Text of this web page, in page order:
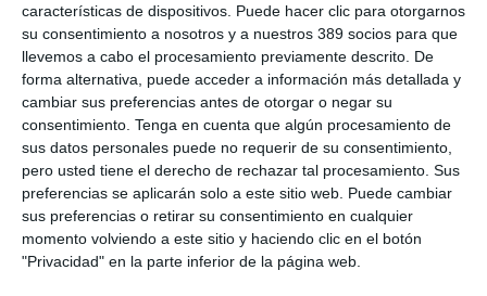
características de dispositivos. Puede hacer clic para otorgarnos
su consentimiento a nosotros y a nuestros 389 socios para que
llevemos a cabo el procesamiento previamente descrito. De
forma alternativa, puede acceder a información más detallada y
cambiar sus preferencias antes de otorgar o negar su
consentimiento. Tenga en cuenta que algún procesamiento de
sus datos personales puede no requerir de su consentimiento,
pero usted tiene el derecho de rechazar tal procesamiento. Sus
preferencias se aplicarán solo a este sitio web. Puede cambiar
sus preferencias o retirar su consentimiento en cualquier
momento volviendo a este sitio y haciendo clic en el botón
"Privacidad" en la parte inferior de la página web.
Revista Aseguranza1 año en papel + PDF
Sin compromiso de permanencia
Después73€/año
LO QUIERO
CONTENIDOS PREMIUM + ASEGURANZA
MULTIACCESO